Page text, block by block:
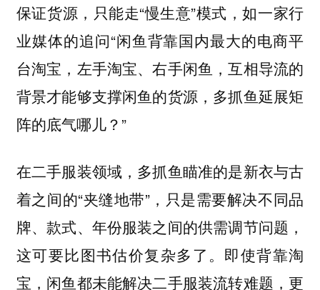
保证货源 ，只能走“慢生意”模式，如一家行
业媒体的追问“闲鱼背靠国内最大的电商平
台淘宝，左手淘宝、右手闲鱼，互相导流的
背景才能够支撑闲鱼的货源，多抓鱼延展矩
阵的底气哪儿？”
在二手服装领域，多抓鱼瞄准的是新衣与古
着之间的“夹缝地带”，只是需要解决不同品
牌、款式、年份服装之间的供需调节问题，
这可要比图书估价复杂多了。即使背靠淘
宝，闲鱼都未能解决二手服装流转难题，更